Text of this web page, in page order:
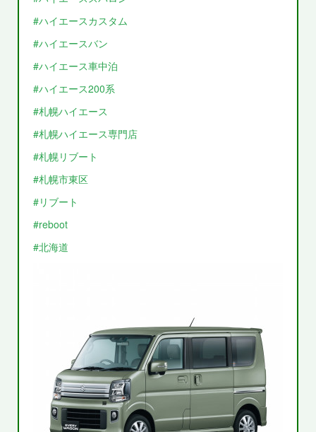
#ハイエースカスタム
#ハイエースバン
#ハイエース車中泊
#ハイエース200系
#札幌ハイエース
#札幌ハイエース専門店
#札幌リブート
#札幌市東区
#リブート
#reboot
#北海道